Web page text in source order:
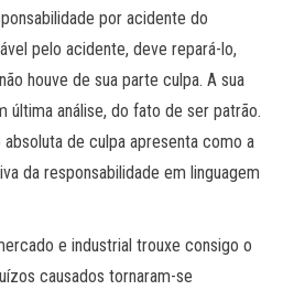
por acidente do
pelo acidente, deve repará-lo,
houve de sua parte culpa. A sua
última análise, do fato de ser patrão.
de culpa apresenta como a
da responsabilidade em linguagem
e industrial trouxe consigo o
causados tornaram-se